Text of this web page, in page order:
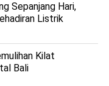
Sepanjang Hari,
Listrik
Kilat
Bali